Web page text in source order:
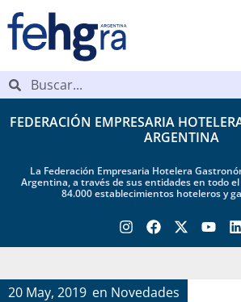
FEDERACIÓN EMPRESARIA
ARGENTINA
La Federación Empresaria Hotelera
Argentina, a través de sus entidades en todo
84.000 establecimientos hoteleros y
20 May, 2019 en Novedades